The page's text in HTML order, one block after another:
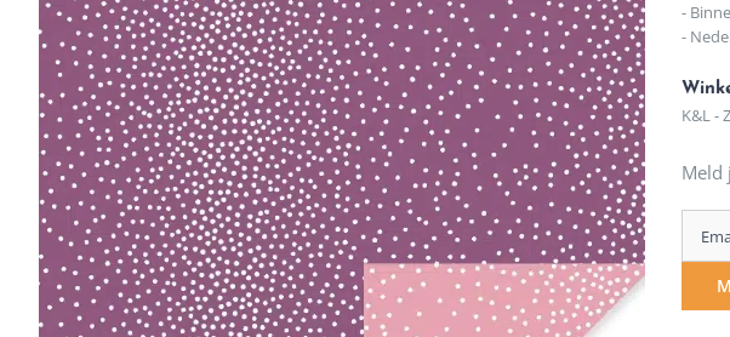
-
-
K&L -
Meld
Enter
your
email